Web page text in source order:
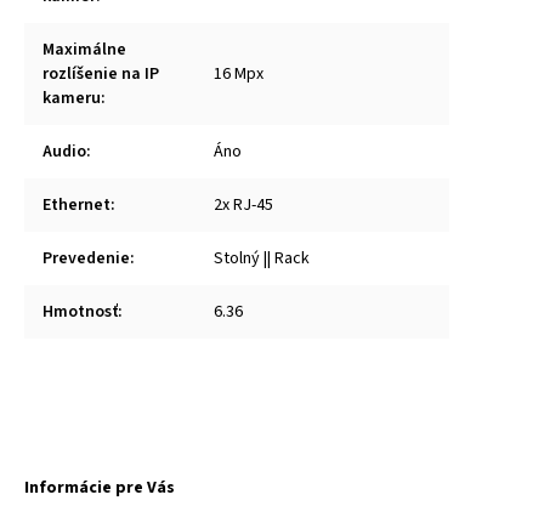
Maximálne
rozlíšenie na IP
kameru:
16 Mpx
Audio: Áno
Ethernet: 2x RJ-45
Prevedenie: Stolný || Rack
Hmotnosť: 6.36
Informácie pre Vás